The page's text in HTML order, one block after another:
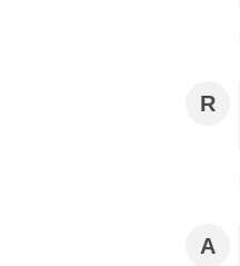
R
A